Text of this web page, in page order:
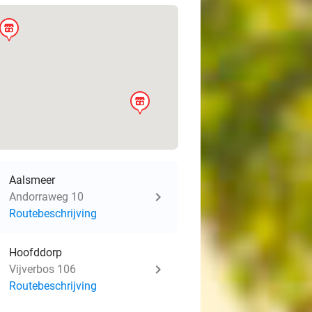
store
store
Aalsmeer
Andorraweg 10
Routebeschrijving
Hoofddorp
Vijverbos 106
Routebeschrijving